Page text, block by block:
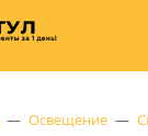
Освещение